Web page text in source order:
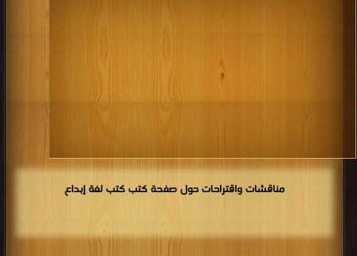
مناقشات واقتراحات حول صفحة كتب كتب لغة إبداع